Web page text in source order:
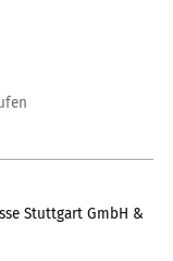
Stuttgart GmbH &